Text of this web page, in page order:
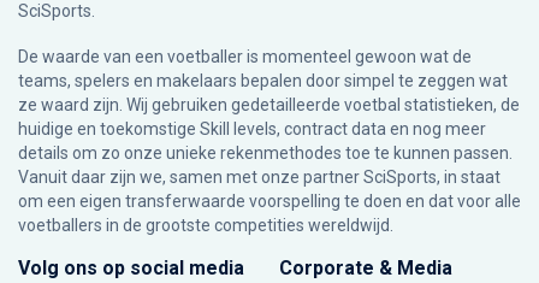
SciSports
De waarde van een voetballer is momenteel gewoon wat de
teams, spelers en makelaars bepalen door simpel te zeggen wat
ze waard zijn. Wij gebruiken gedetailleerde voetbal statistieken, de
huidige en toekomstige Skill levels, contract data en nog meer
details om zo onze unieke rekenmethodes toe te kunnen passen.
Vanuit daar zijn we, samen met onze partner SciSports, in staat
om een eigen transferwaarde voorspelling te doen en dat voor alle
voetballers in de grootste competities wereldwijd.
Volg ons op social media Corporate & Media